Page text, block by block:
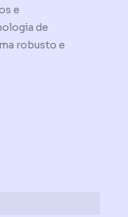
e
de
robusto e